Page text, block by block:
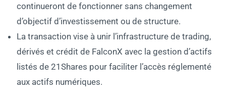
continueront de fonctionner sans changement
d’objectif d’investissement ou de structure.
La transaction vise à unir l’infrastructure de trading,
dérivés et crédit de FalconX avec la gestion d’actifs
listés de 21Shares pour faciliter l’accès réglementé
aux actifs numériques.